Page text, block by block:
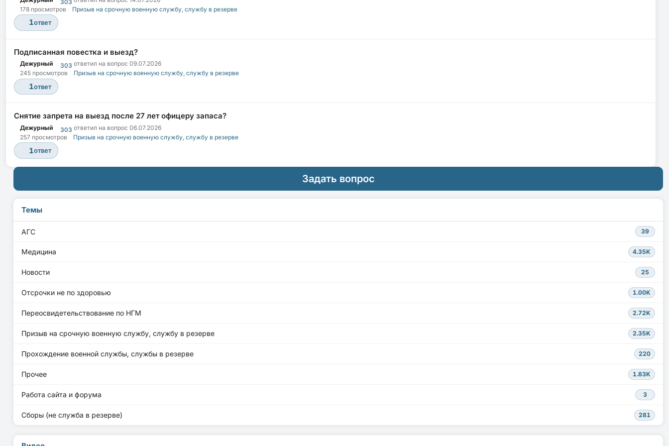
303
178 просмотров
Призыв на срочную военную службу, службу в резерве
1ответ
Подписанная повестка и выезд?
Дежурный 303 ответил на вопрос 09.07.2026
245 просмотров
Призыв на срочную военную службу, службу в резерве
1ответ
Снятие запрета на выезд после 27 лет офицеру запаса?
Дежурный 303 ответил на вопрос 06.07.2026
257 просмотров
Призыв на срочную военную службу, службу в резерве
1ответ
Задать вопрос
Темы
АГС 39
Медицина 4.35K
Новости 25
Отсрочки не по здоровью 1.00K
Переосвидетельствование по НГМ 2.72K
Призыв на срочную военную службу, службу в резерве 2.35K
Прохождение военной службы, службы в резерве 220
Прочее 1.83K
Работа сайта и форума 3
Сборы (не служба в резерве) 281